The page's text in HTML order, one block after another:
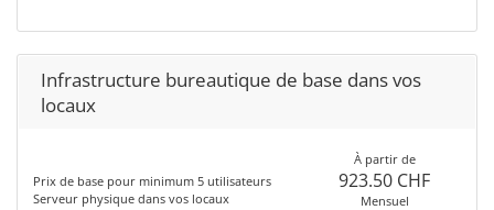
Infrastructure bureautique de base dans vos
locaux
Prix de base pour minimum 5 utilisateurs
Serveur physique dans vos locaux
À partir de
923.50 CHF
Mensuel